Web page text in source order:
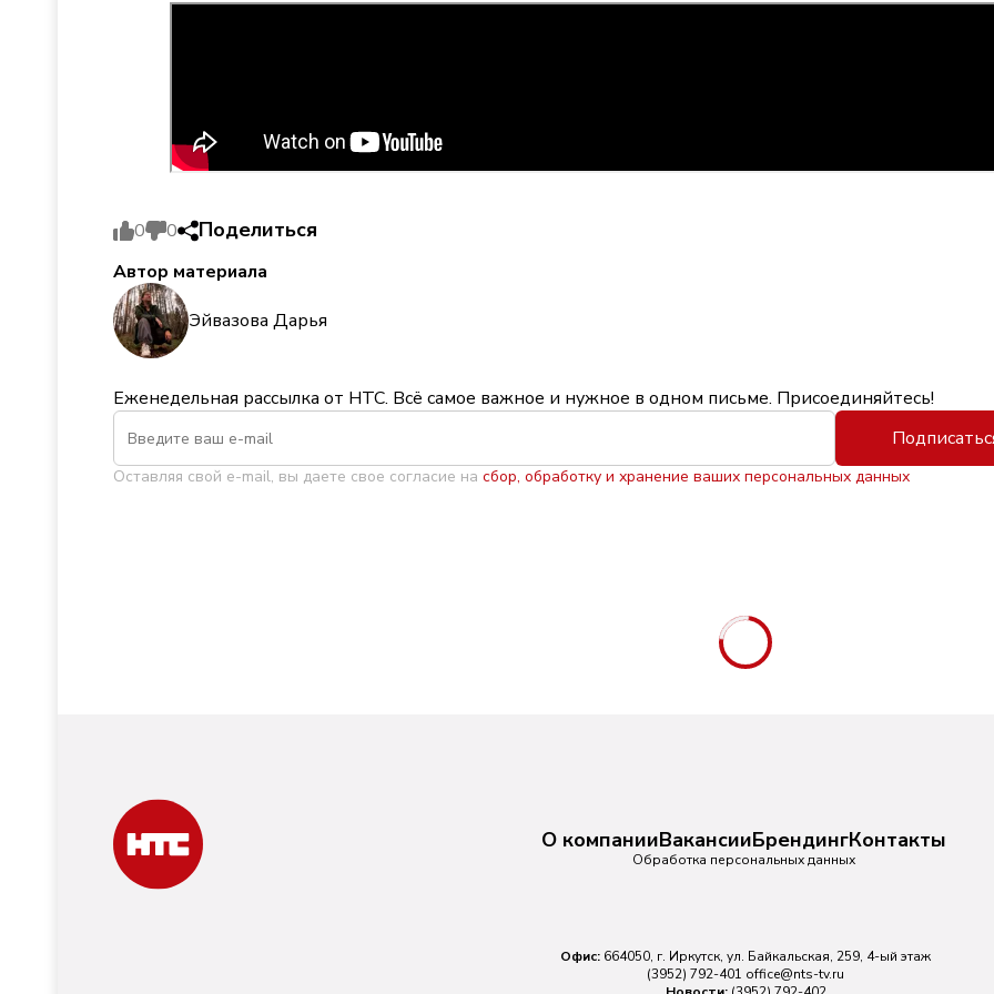
0 0 Поделиться
Автор материала
Эйвазова Дарья
Еженедельная рассылка от НТС. Всё самое важное и нужное в одном письме. Присоединяйтесь!
Оставляя свой e-mail, вы даете свое согласие на сбор, обработку и хранение ваших персональных данных
О компанииВакансииБрендингКонтакты
Обработка персональных данных
Офис: 664050, г. Иркутск, ул. Байкальская, 259, 4-ый этаж
(3952) 792-401 office@nts-tv.ru